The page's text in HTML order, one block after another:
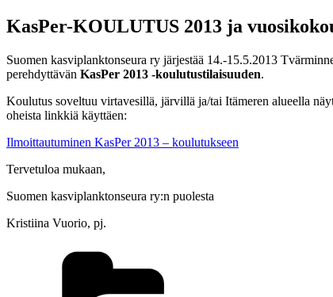
KasPer-KOULUTUS 2013 ja
Suomen kasviplanktonseura ry järjestää 14.-15.5.2013
perehdyttävän KasPer 2013 -koulutustilaisuuden.
Koulutus soveltuu virtavesillä, järvillä ja/tai Itämeren alueella
oheista linkkiä käyttäen:
Ilmoittautuminen KasPer 2013 – koulutukseen
Tervetuloa mukaan,
Suomen kasviplanktonseura ry:n puolesta
Kristiina Vuorio, pj.